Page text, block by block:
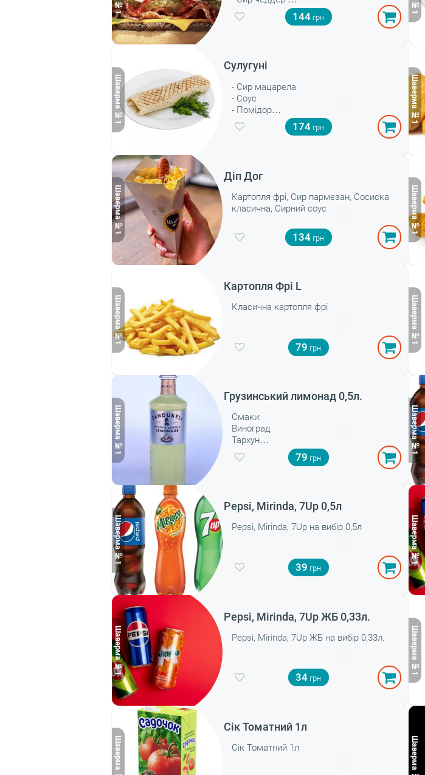
- Лист салату
- Соус
144
Сулугуні
- Сир мацарела
- Соус
- Помідор
- Зелень
- Лаваш
174
Діп Дог
Картопля фрі, Сир пармезан, Сосиска
класична, Сирний соус
134
Картопля Фрі L
Класична картопля фрі
79
Грузинський лимонад 0,5л.
Смаки:
Виноград
Тархун
Крем сода
79
Pepsi, Mirinda, 7Up 0,5л
Pepsi, Mirinda, 7Up на вибір 0,5л
39
Pepsi, Mirinda, 7Up ЖБ 0,33л.
Pepsi, Mirinda, 7Up ЖБ на вибір 0,33л.
34
Сік Томатний 1л
Сік Томатний 1л